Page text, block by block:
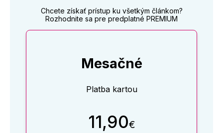
Chcete získať prístup ku všetkým článkom?
Rozhodnite sa pre predplatné PREMIUM
Mesačné
Platba kartou
11,90€